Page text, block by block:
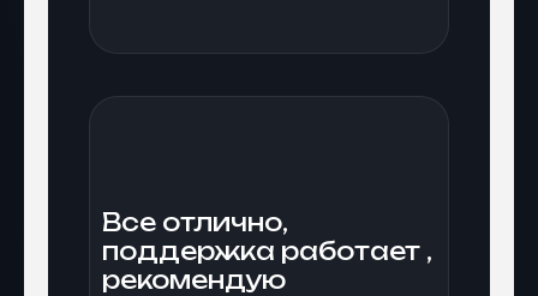
Все отлично,
поддержка работает ,
рекомендую